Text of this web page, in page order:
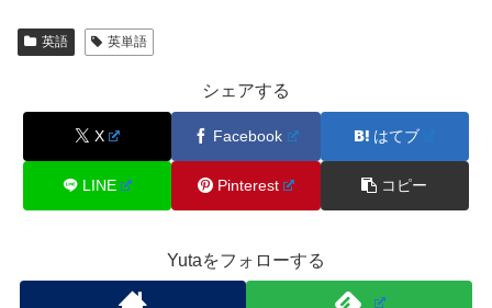
英語 英単語
シェアする
X Facebook はてブ
LINE Pinterest コピー
Yutaをフォローする